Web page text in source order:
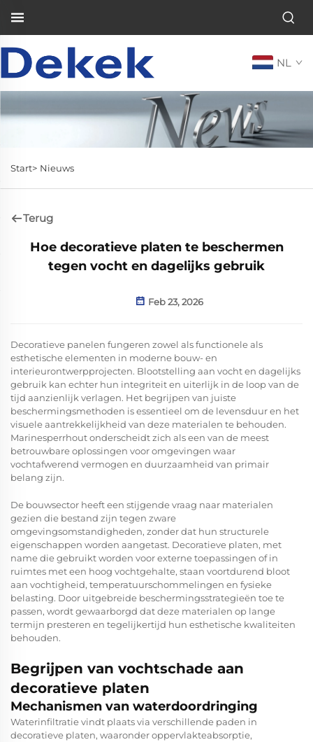
NL
Start> Nieuws
Terug
Hoe decoratieve platen te beschermen
tegen vocht en dagelijks gebruik
Feb 23, 2026
Decoratieve panelen fungeren zowel als functionele als
esthetische elementen in moderne bouw- en
interieurontwerpprojecten. Blootstelling aan vocht en dagelijks
gebruik kan echter hun integriteit en uiterlijk in de loop van de
tijd aanzienlijk verlagen. Het begrijpen van juiste
beschermingsmethoden is essentieel om de levensduur en het
visuele aantrekkelijkheid van deze materialen te behouden.
Marinesperrhout onderscheidt zich als een van de meest
betrouwbare oplossingen voor omgevingen waar
vochtafwerend vermogen en duurzaamheid van primair
belang zijn.
De bouwsector heeft een stijgende vraag naar materialen
gezien die bestand zijn tegen zware
omgevingsomstandigheden, zonder dat hun structurele
eigenschappen worden aangetast. Decoratieve platen, met
name die gebruikt worden voor externe toepassingen of in
ruimtes met een hoog vochtgehalte, staan voortdurend bloot
aan vochtigheid, temperatuurschommelingen en fysieke
belasting. Door uitgebreide beschermingsstrategieën toe te
passen, wordt gewaarborgd dat deze materialen op lange
termijn presteren en tegelijkertijd hun esthetische kwaliteiten
behouden.
Begrijpen van vochtschade aan
decoratieve platen
Mechanismen van waterdoordringing
Waterinfiltratie vindt plaats via verschillende paden in
decoratieve platen, waaronder oppervlakteabsorptie,